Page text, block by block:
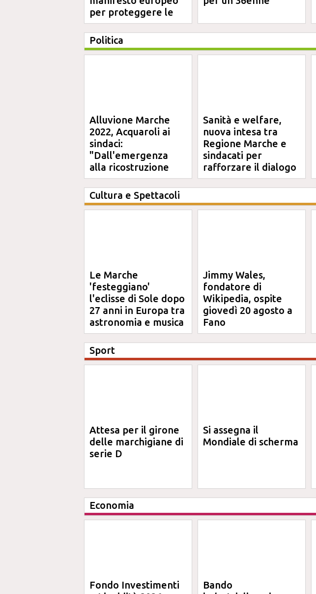
per proteggere le
aree costiere
Politica
Alluvione Marche
2022, Acquaroli ai
sindaci:
"Dall'emergenza
alla ricostruzione
definitiva"
Sanità e welfare,
nuova intesa tra
Regione Marche e
sindacati per
rafforzare il dialogo
Cultura e Spettacoli
Le Marche
'festeggiano'
l'eclisse di Sole dopo
27 anni in Europa tra
astronomia e musica
Jimmy Wales,
fondatore di
Wikipedia, ospite
giovedì 20 agosto a
Fano
Sport
Attesa per il girone
delle marchigiane di
serie D
Si assegna il
Mondiale di scherma
Economia
Fondo Investimenti
Bando